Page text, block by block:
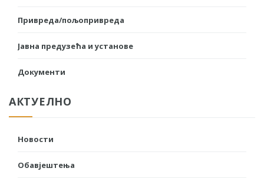
Привреда/пољопривреда
Јавна предузећа и установе
Документи
АКТУЕЛНО
Новости
Обавјештења